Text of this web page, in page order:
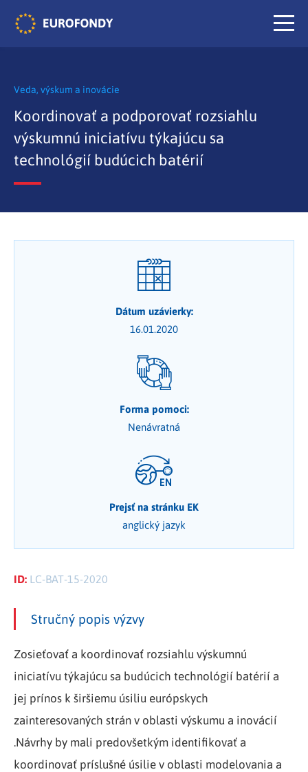
Veda, výskum a inovácie
Koordinovať a podporovať rozsiahlu
výskumnú iniciatívu týkajúcu sa
technológií budúcich batérií
Dátum uzávierky:
16.01.2020
Forma pomoci:
Nenávratná
Prejsť na stránku EK
anglický jazyk
ID: LC-BAT-15-2020
Stručný popis výzvy
Zosieťovať a koordinovať rozsiahlu výskumnú
iniciatívu týkajúcu sa budúcich technológií batérií a
jej prínos k širšiemu úsiliu európskych
zainteresovaných strán v oblasti výskumu a inovácií
.Návrhy by mali predovšetkým identifikovať a
koordinovať príslušné úsilie v oblasti modelovania a